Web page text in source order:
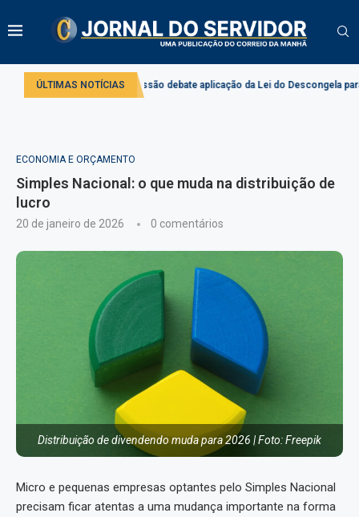
ÚLTIMAS NOTÍCIAS
debate aplicação da Lei do Descongela para servidores públicos
ECONOMIA E ORÇAMENTO
Simples Nacional: o que muda na distribuição de
lucro
20 de janeiro de 2026 0 comentários
Distribuição de divendendo muda para 2026 | Foto: Freepik
Micro e pequenas empresas optantes pelo Simples Nacional
precisam ficar atentas a uma mudança importante na forma